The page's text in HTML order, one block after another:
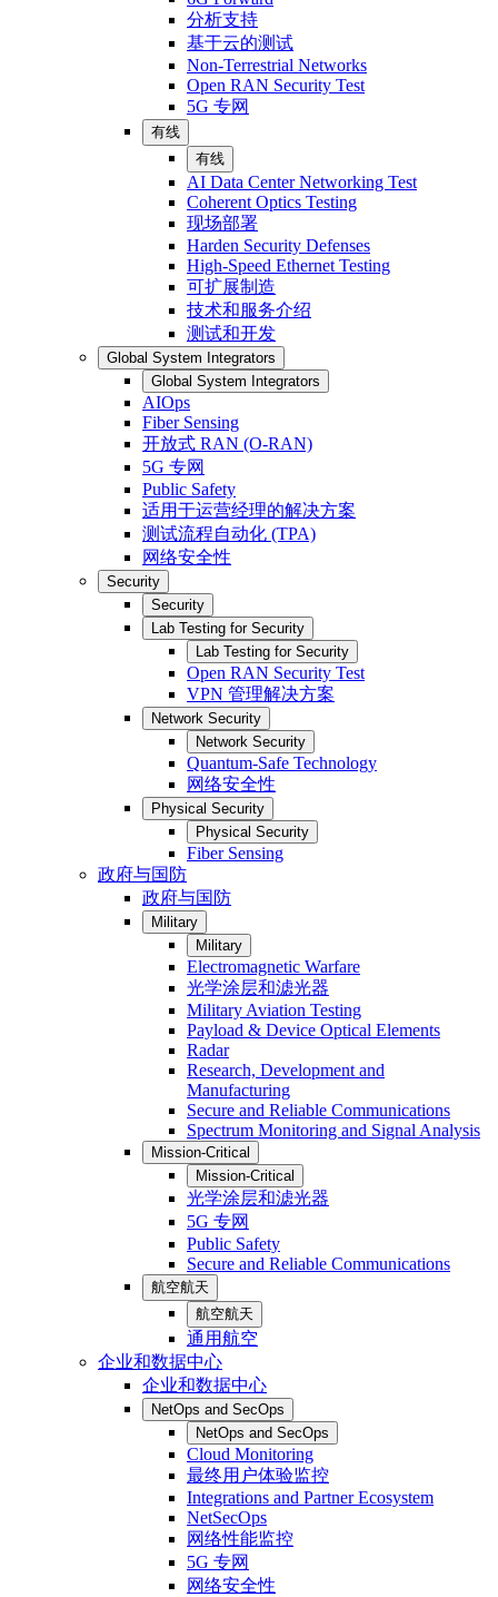
分析支持
基于云的测试
Non-Terrestrial Networks
Open RAN Security Test
5G 专网
有线
有线
AI Data Center Networking Test
Coherent Optics Testing
现场部署
Harden Security Defenses
High-Speed Ethernet Testing
可扩展制造
技术和服务介绍
测试和开发
Global System Integrators
Global System Integrators
AIOps
Fiber Sensing
开放式 RAN (O-RAN)
5G 专网
Public Safety
适用于运营经理的解决方案
测试流程自动化 (TPA)
网络安全性
Security
Security
Lab Testing for Security
Lab Testing for Security
Open RAN Security Test
VPN 管理解决方案
Network Security
Network Security
Quantum-Safe Technology
网络安全性
Physical Security
Physical Security
Fiber Sensing
政府与国防
政府与国防
Military
Military
Electromagnetic Warfare
光学涂层和滤光器
Military Aviation Testing
Payload & Device Optical Elements
Radar
Research, Development and
Manufacturing
Secure and Reliable Communications
Spectrum Monitoring and Signal Analysis
Mission-Critical
Mission-Critical
光学涂层和滤光器
5G 专网
Public Safety
Secure and Reliable Communications
航空航天
航空航天
通用航空
企业和数据中心
企业和数据中心
NetOps and SecOps
NetOps and SecOps
Cloud Monitoring
最终用户体验监控
Integrations and Partner Ecosystem
NetSecOps
网络性能监控
5G 专网
网络安全性